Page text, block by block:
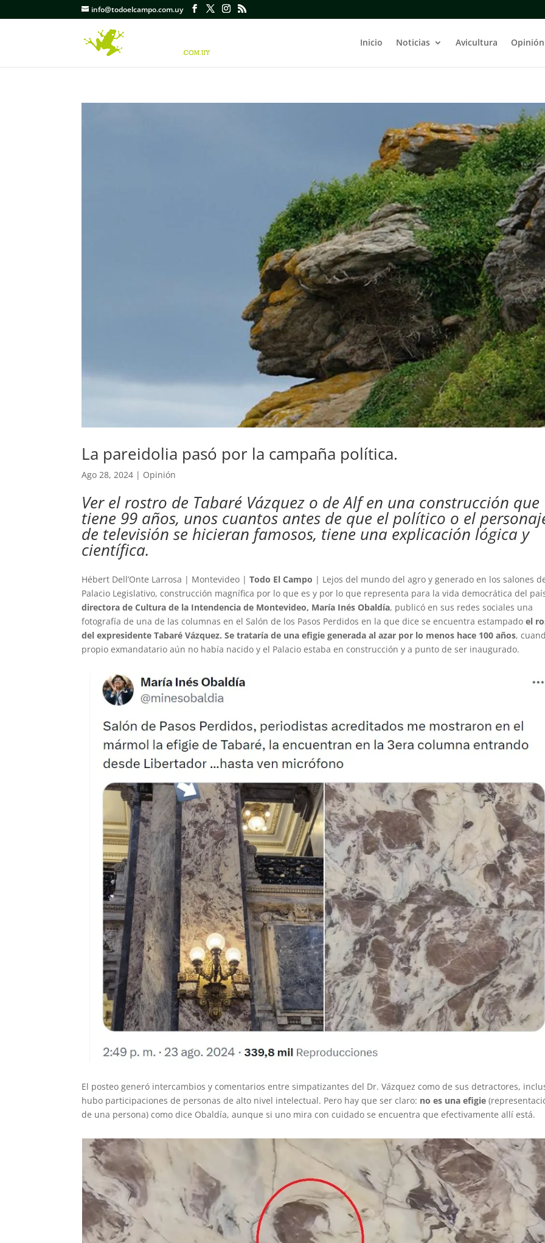
info@todoelcampo.com.uy
Inicio Noticias Avicultura Opinión
La pareidolia pasó por la campaña política.
Ago 28, 2024 | Opinión
Ver el rostro de Tabaré Vázquez o de Alf en una construcción que
tiene 99 años, unos cuantos antes de que el político o el
de televisión se hicieran famosos, tiene una explicación lógica y
científica.
Hébert Dell’Onte Larrosa | Montevideo |Todo El Campo | Lejos del mundo del agro y generado en los salones
Palacio Legislativo, construcción magnífica por lo que es y por lo que representa para la vida democrática del
directora de Cultura de la Intendencia de Montevideo, María Inés Obaldía, publicó en sus redes sociales una
fotografía de una de las columnas en el Salón de los Pasos Perdidos en la que dice se encuentra estampadoel
del expresidente Tabaré Vázquez. Se trataría de una efigie generada al azar por lo menos hace 100 años,
propio exmandatario aún no había nacido y el Palacio estaba en construcción y a punto de ser inaugurado.
El posteo generó intercambios y comentarios entre simpatizantes del Dr. Vázquez como de sus detractores,
hubo participaciones de personas de alto nivel intelectual. Pero hay que ser claro: no es una efigie
de una persona) como dice Obaldía, aunque si uno mira con cuidado se encuentra que efectivamente allí está.